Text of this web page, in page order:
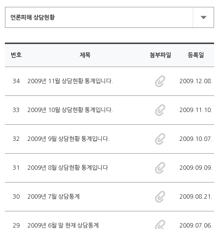
언론피해 상담현황
번호 제목 첨부파일 등록일
34 2009년 11월 상담현황 통계입니다. 2009.12.08.
33 2009년 10월 상담현황 통계입니다. 2009.11.10.
32 2009년 9월 상담현황 통계입니다. 2009.10.07.
31 2009년 8월 상담현황 통계입니다 2009.09.09.
30 2009년 7월 상담통계 2009.08.21.
29 2009년 6월 말 현재 상담통계 2009.07.06.